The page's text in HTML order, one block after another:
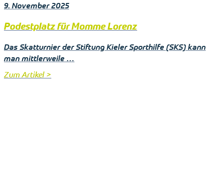
9. November 2025
Podestplatz für Momme Lorenz
Das Skatturnier der Stiftung Kieler Sporthilfe (SKS) kann
man mittlerweile …
Zum Artikel >